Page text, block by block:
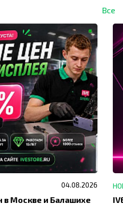
Все
04.08.2026
в Москве и Балашихе